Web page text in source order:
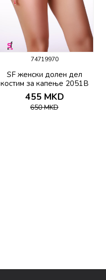
74719970
SF женски долен дел
костим за капење 2051B
455 MKD
650MKD